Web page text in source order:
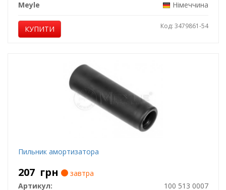
Meyle
Німеччина
КУПИТИ Код: 3479861-54
Пильник амортизатора
207 грн
завтра
Артикул:
100 513 0007